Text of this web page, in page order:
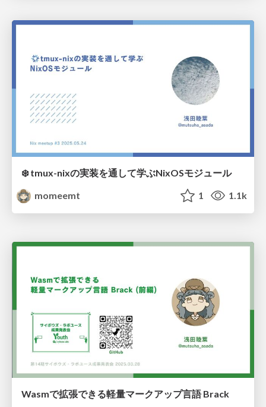
❄️ tmux-nixの実装を通して学ぶNixOSモジュール
momeemt
1 1.1k
Wasmで拡張できる軽量マークアップ言語 Brack